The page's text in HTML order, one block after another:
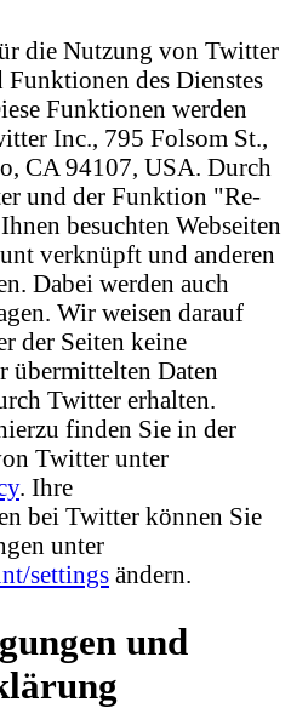
die Nutzung von Twitter
des Dienstes
Funktionen werden
Inc., 795 Folsom St.,
CA 94107, USA. Durch
und der Funktion "Re-
besuchten Webseiten
verknüpft und anderen
Dabei werden auch
Wir weisen darauf
der Seiten keine
übermittelten Daten
Twitter erhalten.
finden Sie in der
Twitter unter
. Ihre
bei Twitter können Sie
unter
settings ändern.
und